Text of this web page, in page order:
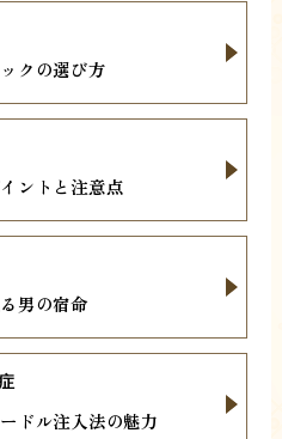
クの選び方
ントと注意点
男の宿命
ドル注入法の魅力